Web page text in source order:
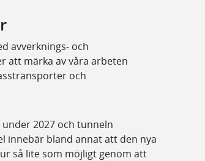
avverknings- och
att märka av våra arbeten
och
2027 och tunneln
innebär bland annat att den nya
så lite som möjligt genom att